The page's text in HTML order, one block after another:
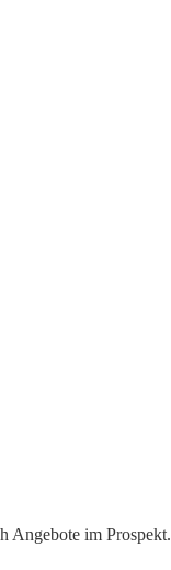
Angebote im Prospekt.